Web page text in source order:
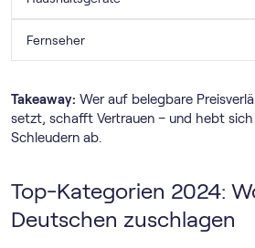
Fernseher
Takeaway: Wer auf belegbare
setzt, schafft Vertrauen – und hebt
Schleudern ab.
Top-Kategorien 2024:
Deutschen zuschlagen